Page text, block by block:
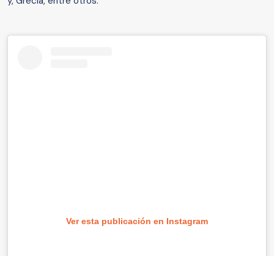
Ver esta publicación en Instagram